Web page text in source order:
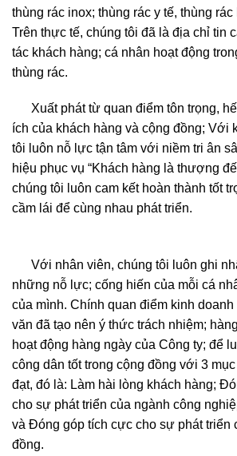
thùng rác inox; thùng rác y tế, thùng
Trên thực tế, chúng tôi đã là địa chỉ tin
tác khách hàng; cá nhân hoạt động
thùng rác.
Xuất phát từ quan điểm tôn trọng,
ích của khách hàng và cộng đồng; Với
tôi luôn nỗ lực tận tâm với niềm tri ân
hiệu phục vụ “Khách hàng là thượng
chúng tôi luôn cam kết hoàn thành tốt
cầm lái để cùng nhau phát triển.
Với nhân viên, chúng tôi luôn ghi
những nỗ lực; cống hiến của mỗi cá
của mình. Chính quan điểm kinh doanh
văn đã tạo nên ý thức trách nhiệm;
hoạt động hàng ngày của Công ty; để
công dân tốt trong cộng đồng với 3
đạt, đó là: Làm hài lòng khách hàng;
cho sự phát triển của ngành công
và Đóng góp tích cực cho sự phát triển
đồng.